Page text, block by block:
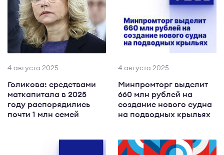
4 августа 2025
Голикова: средствами
маткапитала в 2025
году распорядились
почти 1 млн семей
4 августа 2025
Минпромторг выделит
660 млн рублей на
создание нового судна
на подводных крыльях